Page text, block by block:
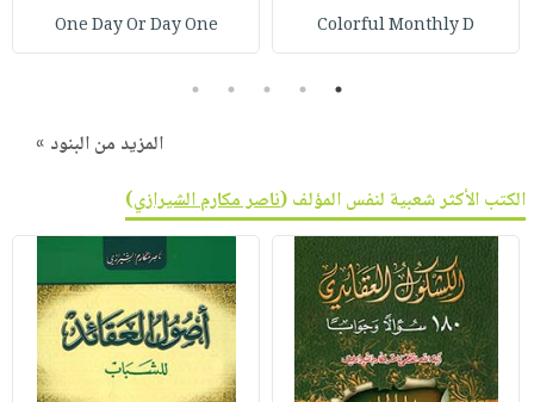
Colorful Monthly D
One Day Or Day One
1
2
3
4
5
المزيد من البنود »
الكتب الأكثر شعبية لنفس المؤلف (ناصر مكارم الشيرازي)